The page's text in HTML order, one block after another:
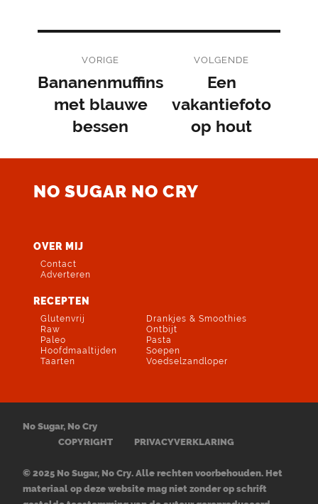
navigatie
VORIGE
Vorig
bericht:
Bananenmuffins
met blauwe
bessen
VOLGENDE
Volgend
bericht:
Een
vakantiefoto
op hout
NO SUGAR NO CRY
OVER MIJ
Contact
Adverteren
RECEPTEN
Glutenvrij
Raw
Paleo
Hoofdmaaltijden
Taarten
Drankjes & Smoothies
Ontbijt
Pasta
Soepen
Voedselzandloper
No Sugar, No Cry
COPYRIGHT
PRIVACYVERKLARING
© 2025 No Sugar, No Cry. Alle rechten voorbehouden. Het
materiaal op deze website mag niet zonder op schrift